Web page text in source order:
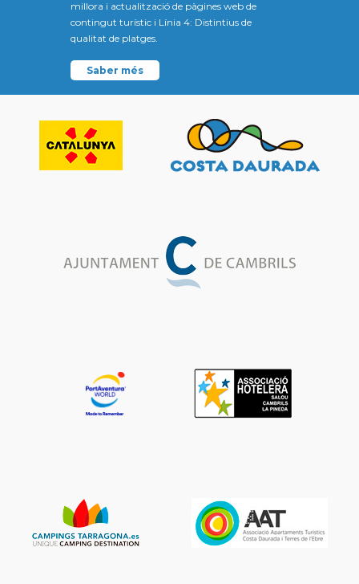
millora i actualització de pàgines web de
contingut turístic i Línia 4: Distintius de
qualitat de platges.
Saber més